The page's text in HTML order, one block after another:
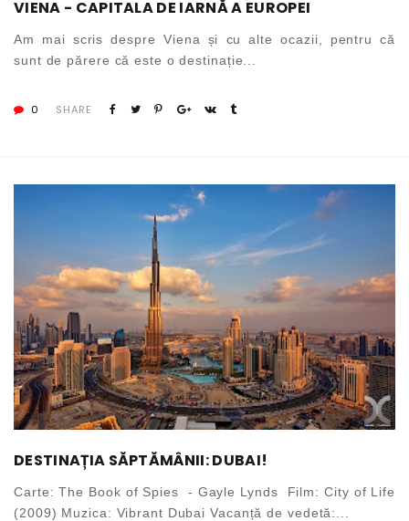
VIENA - CAPITALA DE IARNĂ A EUROPEI
Am mai scris despre Viena și cu alte ocazii, pentru că
sunt de părere că este o destinație...
0 SHARE
DESTINAȚIA SĂPTĂMÂNII: DUBAI!
Carte: The Book of Spies - Gayle Lynds Film: City of Life
(2009) Muzica: Vibrant Dubai Vacanță de vedetă:...